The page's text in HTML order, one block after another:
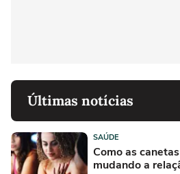
Últimas notícias
SAÚDE
Como as
mudando a